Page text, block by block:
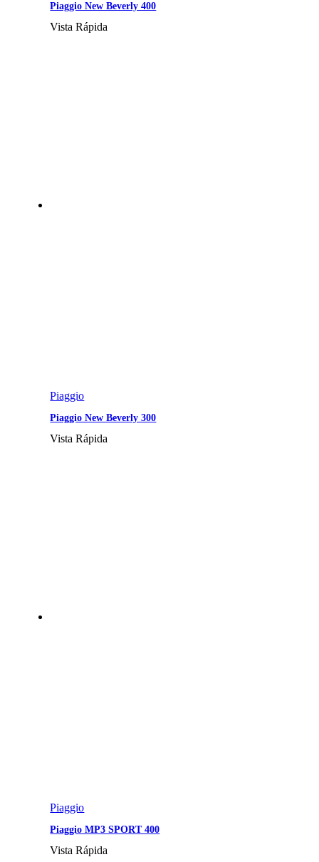
Piaggio New Beverly 400
Vista Rápida
Piaggio
Piaggio New Beverly 300
Vista Rápida
Piaggio
Piaggio MP3 SPORT 400
Vista Rápida